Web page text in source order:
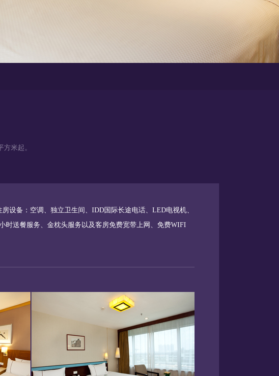
米起。
设备：空调、独立卫生间、IDD国际长途电话、LED电视机、
时送餐服务、金枕头服务以及客房免费宽带上网、免费WIFI